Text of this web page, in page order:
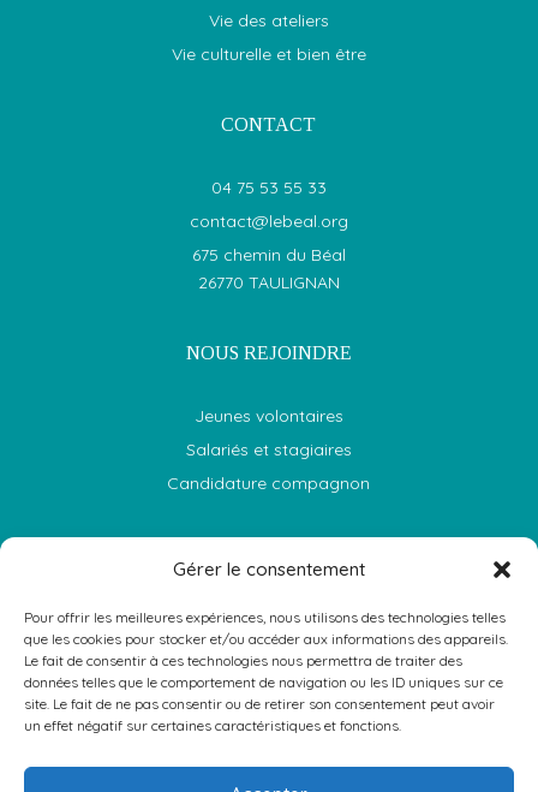
Gérer le consentement
Pour offrir les meilleures expériences, nous utilisons des technologies telles
que les cookies pour stocker et/ou accéder aux informations des appareils.
Le fait de consentir à ces technologies nous permettra de traiter des
données telles que le comportement de navigation ou les ID uniques sur ce
site. Le fait de ne pas consentir ou de retirer son consentement peut avoir
un effet négatif sur certaines caractéristiques et fonctions.
Vie des ateliers
Vie culturelle et bien être
CONTACT
04 75 53 55 33
contact@lebeal.org
675 chemin du Béal
26770 TAULIGNAN
NOUS REJOINDRE
Jeunes volontaires
Salariés et stagiaires
Candidature compagnon
Les projets
Commander un produit
FAIRE UN DON